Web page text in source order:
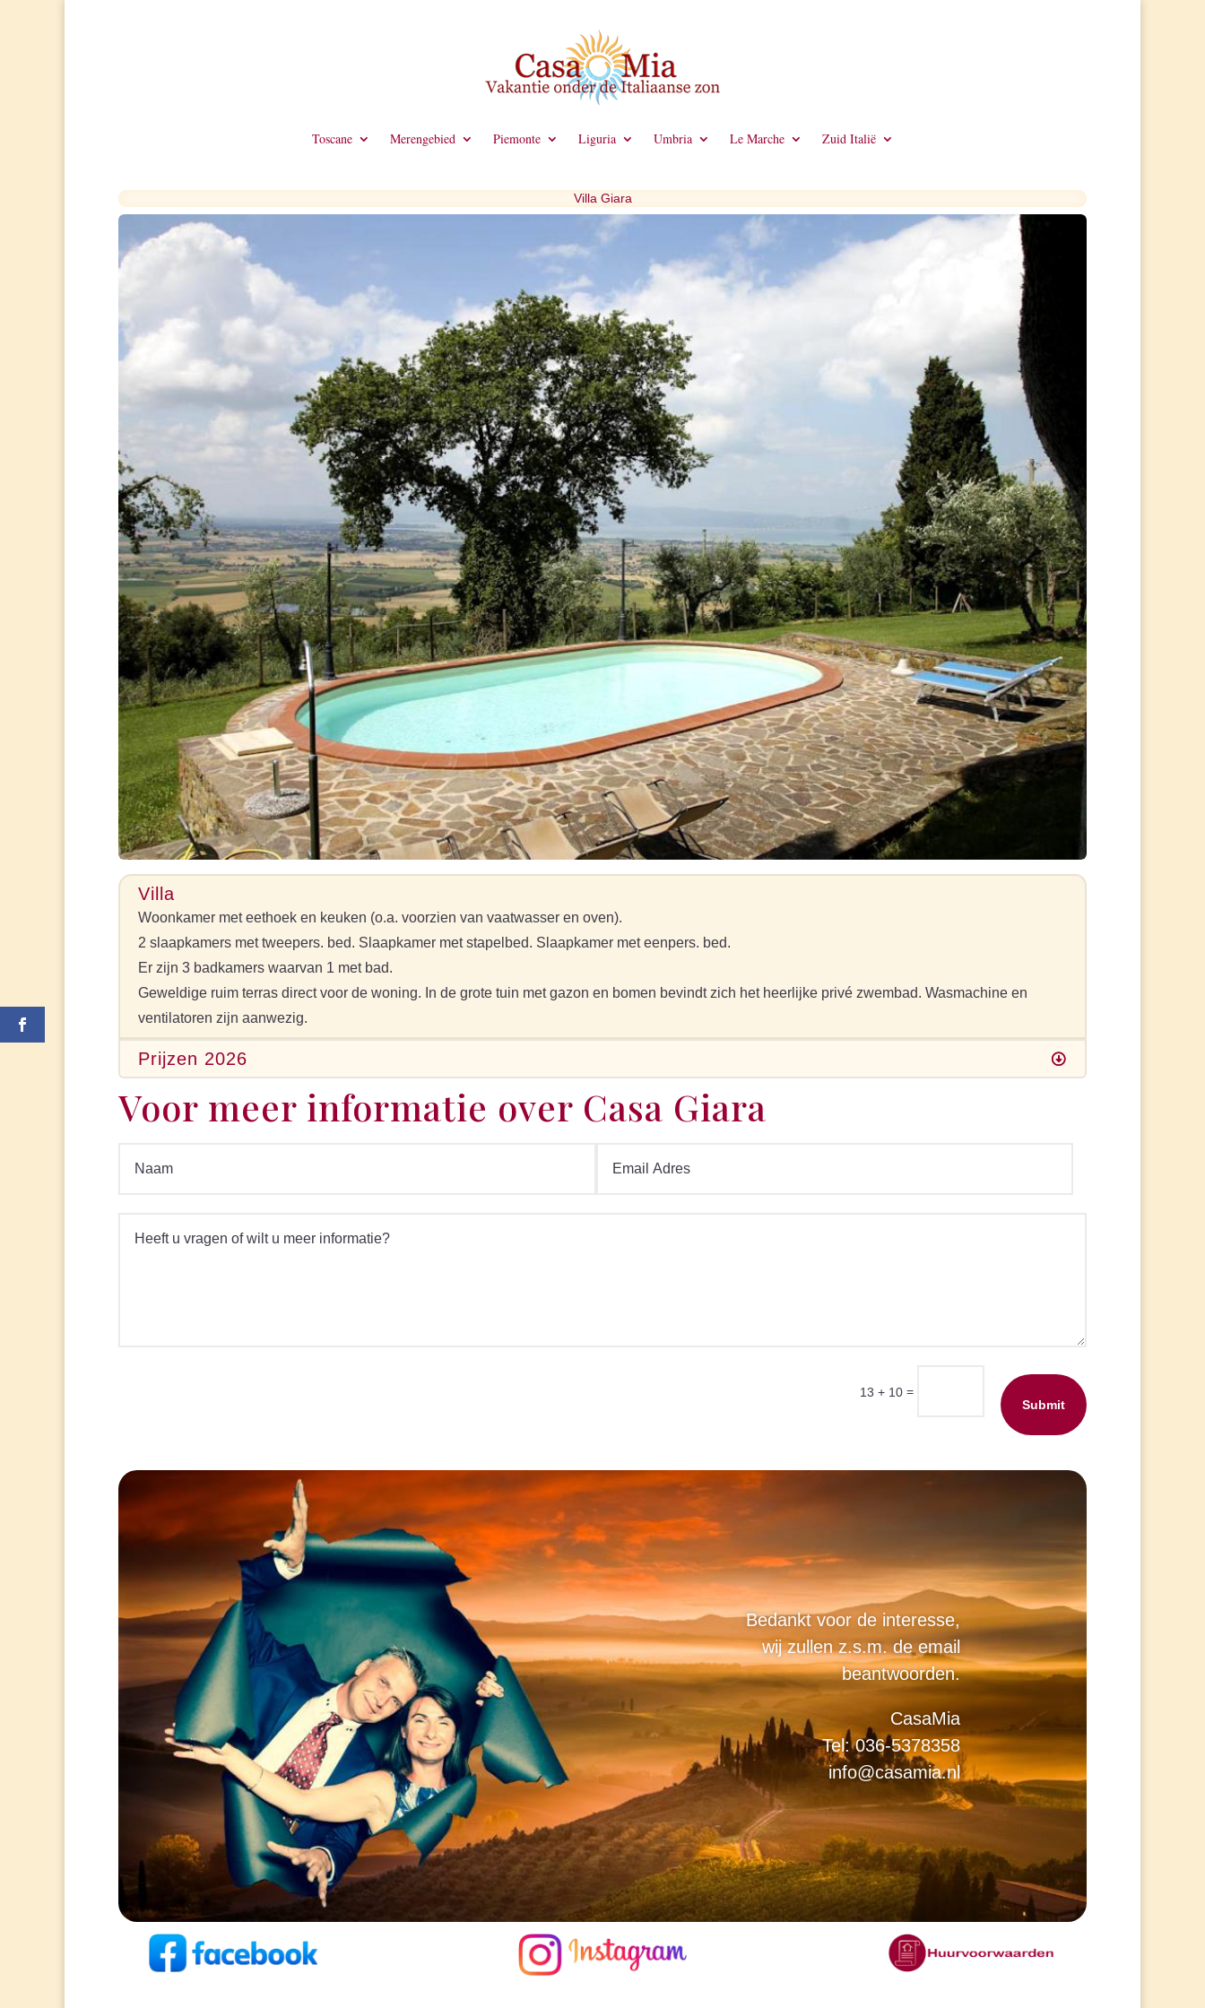
Toscane Merengebied Piemonte Liguria Umbria Le Marche Zuid Italië
Villa Giara
Villa
Woonkamer met eethoek en keuken (o.a. voorzien van vaatwasser en oven).
2 slaapkamers met tweepers. bed. Slaapkamer met stapelbed. Slaapkamer met eenpers. bed.
Er zijn 3 badkamers waarvan 1 met bad.
Geweldige ruim terras direct voor de woning. In de grote tuin met gazon en bomen bevindt zich het heerlijke privé zwembad. Wasmachine en
ventilatoren zijn aanwezig.
Prijzen 2026
Voor meer informatie over Casa Giara
13 + 10 =
Submit
Bedankt voor de interesse,
wij zullen z.s.m. de email
beantwoorden.
CasaMia
Tel: 036-5378358
info@casamia.nl